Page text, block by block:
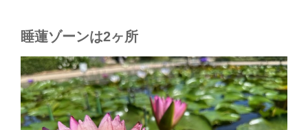
睡蓮ゾーンは2ヶ所